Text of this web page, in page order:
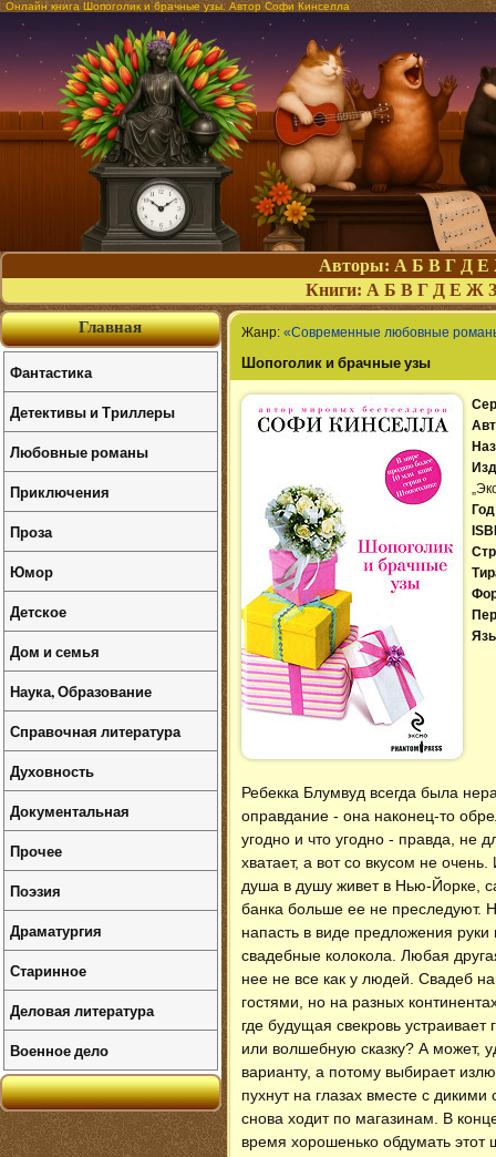
Онлайн книга Шопоголик и брачные узы. Автор Софи Кинселла
Авторы: А Б В Г Д Е
Книги: А Б В Г Д Е Ж З
Жанр: «Современные любовные
Шопоголик и брачные узы
Ребекка Блумвуд всегда была
оправдание - она наконец-то
угодно и что угодно - правда, не
хватает, а вот со вкусом не
душа в душу живет в Нью-Йорке,
банка больше ее не преследуют.
напасть в виде предложения
свадебные колокола. Любая
нее не все как у людей. Свадеб
гостями, но на разных
где будущая свекровь
или волшебную сказку? А может,
варианту, а потому выбирает
пухнут на глазах вместе с
снова ходит по магазинам. В
время хорошенько обдумать этот
Главная
Фантастика
Детективы и Триллеры
Любовные романы
Приключения
Проза
Юмор
Детское
Дом и семья
Наука, Образование
Справочная литература
Духовность
Документальная
Прочее
Поэзия
Драматургия
Старинное
Деловая литература
Военное дело